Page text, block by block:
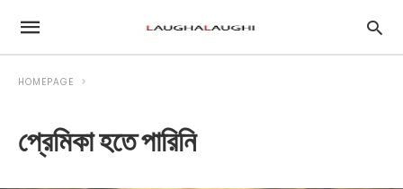
HOMEPAGE
প্রেমিকা হতে পারিনি